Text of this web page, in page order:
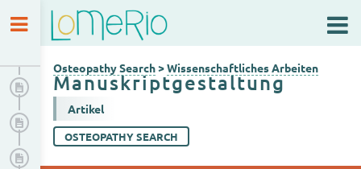
Osteopathy Search
Wissenschaftliches Arbeiten
Allgemeiner Aufbau einer wissenschaftlichen Arbeit
Ablauf eines Forschungsprozesses
Osteopathy Search>Wissenschaftliches Arbeiten
Manuskriptgestaltung
Artikel
OSTEOPATHY SEARCH